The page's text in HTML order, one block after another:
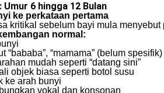
Umur 6 hingga 12 Bulan
ke perkataan pertama
kritikal sebelum bayi mula
normal:
“bababa”, “mamama” (belum spesifik)
mudah seperti “datang sini”
objek biasa seperti botol susu
ke arah bunyi
vokal dan konsonan